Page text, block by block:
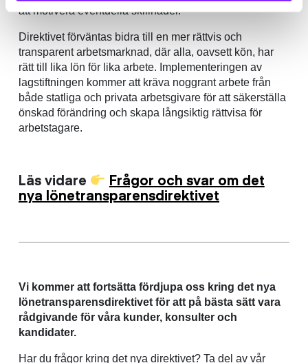
att motivera eventuella skillnader.
Direktivet förväntas bidra till en mer rättvis och
transparent arbetsmarknad, där alla, oavsett kön, har
rätt till lika lön för lika arbete. Implementeringen av
lagstiftningen kommer att kräva noggrant arbete från
både statliga och privata arbetsgivare för att säkerställa
önskad förändring och skapa långsiktig rättvisa för
arbetstagare.
Läs vidare
Frågor och svar om det
nya lönetransparensdirektivet
Vi kommer att fortsätta fördjupa oss kring det nya
lönetransparensdirektivet för att på bästa sätt vara
rådgivande för våra kunder, konsulter och
kandidater.
Har du frågor kring det nya direktivet? Ta del av vår